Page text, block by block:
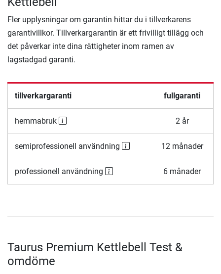
Fler upplysningar om garantin hittar du i tillverkarens
garantivillkor. Tillverkargarantin är ett frivilligt tillägg och
det påverkar inte dina rättigheter inom ramen av
lagstadgad garanti.
tillverkargaranti fullgaranti
hemmabruk 2 år
semiprofessionell användning 12 månader
professionell användning 6 månader
Taurus Premium Kettlebell Test &
omdöme